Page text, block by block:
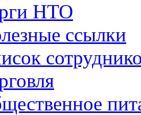
НТО
ссылки